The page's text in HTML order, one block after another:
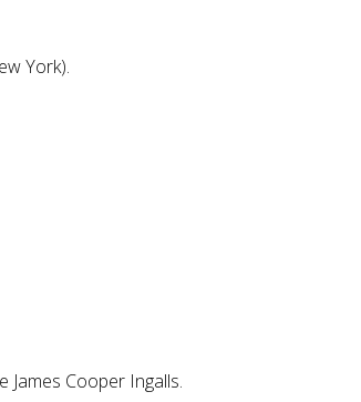
York).
James Cooper Ingalls.